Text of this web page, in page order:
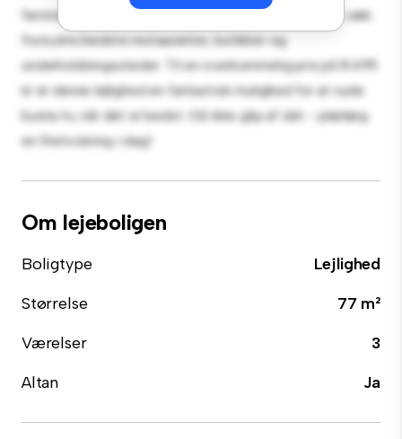
førsteklasses beliggenhed vil du være kun få skridt væk
fra byens bedste restauranter, butikker og
underholdningssteder. Til en overkommelig pris på 8.695
kr er denne lejlighed en fantastisk mulighed for at nyde
byens liv, når det er bedst. Gå ikke glip af det - planlæg
en fremvisning i dag!
Om lejeboligen
Boligtype
Lejlighed
Størrelse
77 m²
Værelser
3
Altan
Ja